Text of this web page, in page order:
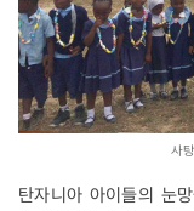
사
탄자니아 아이들의 눈